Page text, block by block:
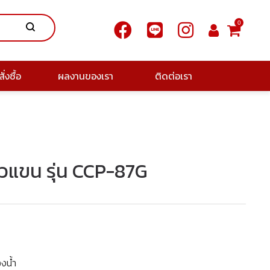
0
งซื้อ ผลงานของเรา ติดต่อเรา
ขน รุ่น CCP-87G
น้ำ